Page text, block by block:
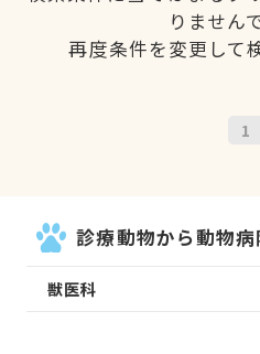
りません
再度条件を変更して
1
診療動物から動物
獣医科